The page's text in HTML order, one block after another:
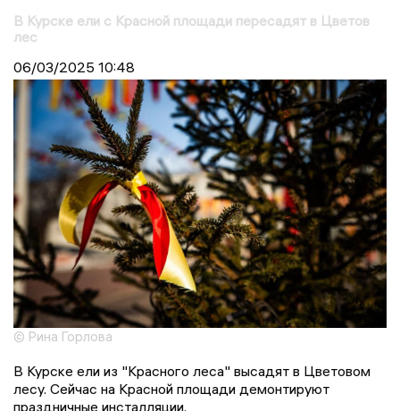
В Курске ели с Красной площади пересадят в Цветов
лес
06/03/2025 10:48
© Рина Горлова
В Курске ели из "Красного леса" высадят в Цветовом
лесу. Сейчас на Красной площади демонтируют
праздничные инсталляции.